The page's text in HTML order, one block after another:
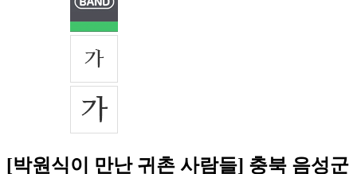
[박원식이 만난 귀촌 사람들] 충북 음성군